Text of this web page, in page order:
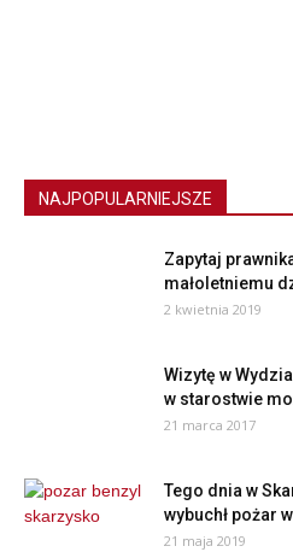
NAJPOPULARNIEJSZE
Zapytaj
małoletniemu
2 kwietnia 2019
Wizytę w
w starostwie
21 marca 2017
Tego dnia w
wybuchł pożar
21 maja 2019